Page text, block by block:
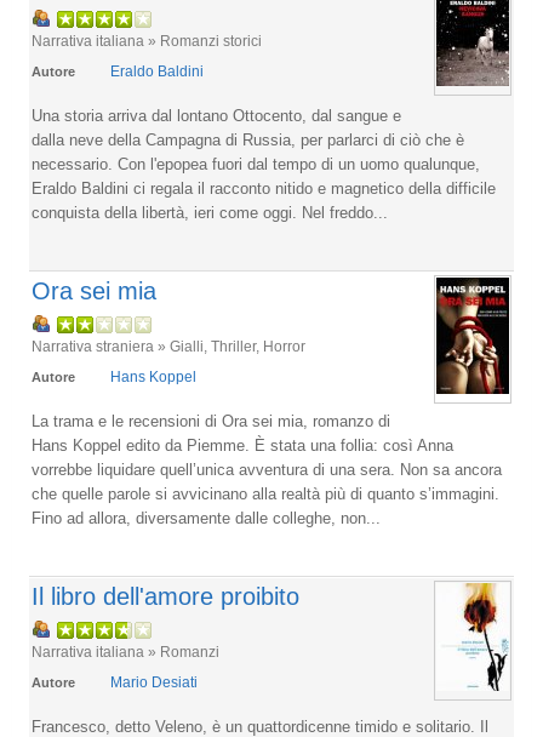
Narrativa italiana » Romanzi storici
Autore Eraldo Baldini
Una storia arriva dal lontano Ottocento, dal sangue e
dalla neve della Campagna di Russia, per parlarci di ciò che è
necessario. Con l'epopea fuori dal tempo di un uomo qualunque,
Eraldo Baldini ci regala il racconto nitido e magnetico della difficile
conquista della libertà, ieri come oggi. Nel freddo...
Ora sei mia
Narrativa straniera » Gialli, Thriller, Horror
Autore Hans Koppel
La trama e le recensioni di Ora sei mia, romanzo di
Hans Koppel edito da Piemme. È stata una follia: così Anna
vorrebbe liquidare quell’unica avventura di una sera. Non sa ancora
che quelle parole si avvicinano alla realtà più di quanto s’immagini.
Fino ad allora, diversamente dalle colleghe, non...
Il libro dell'amore proibito
Narrativa italiana » Romanzi
Autore Mario Desiati
Francesco, detto Veleno, è un quattordicenne timido e solitario. Il